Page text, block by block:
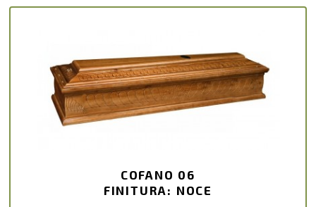
COFANO 06
FINITURA: NOCE